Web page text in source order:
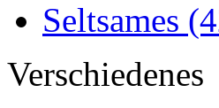
Seltsames
Verschiedenes